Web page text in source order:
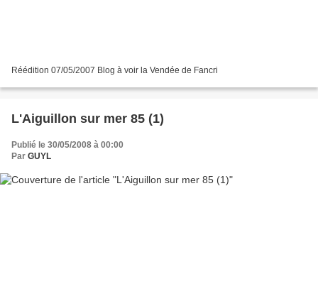
Réédition 07/05/2007 Blog à voir la Vendée de Fancri
L'Aiguillon sur mer 85 (1)
Publié le 30/05/2008 à 00:00
Par GUYL